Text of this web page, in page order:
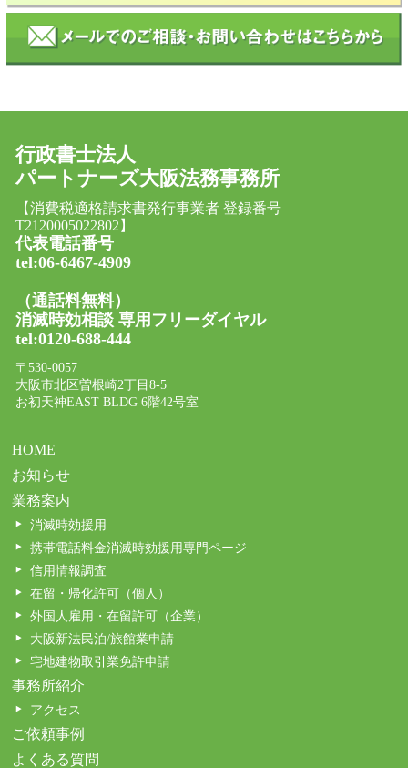
行政書士法人
パートナーズ大阪法務事務所
【消費税適格請求書発行事業者 登録番号
T2120005022802】
代表電話番号
tel:06-6467-4909
（通話料無料）
消滅時効相談 専用フリーダイヤル
tel:0120-688-444
〒530-0057
大阪市北区曽根崎2丁目8-5
お初天神EAST BLDG 6階42号室
HOME
お知らせ
業務案内
消滅時効援用
携帯電話料金消滅時効援用専門ページ
信用情報調査
在留・帰化許可（個人）
外国人雇用・在留許可（企業）
大阪新法民泊/旅館業申請
宅地建物取引業免許申請
事務所紹介
アクセス
ご依頼事例
よくある質問